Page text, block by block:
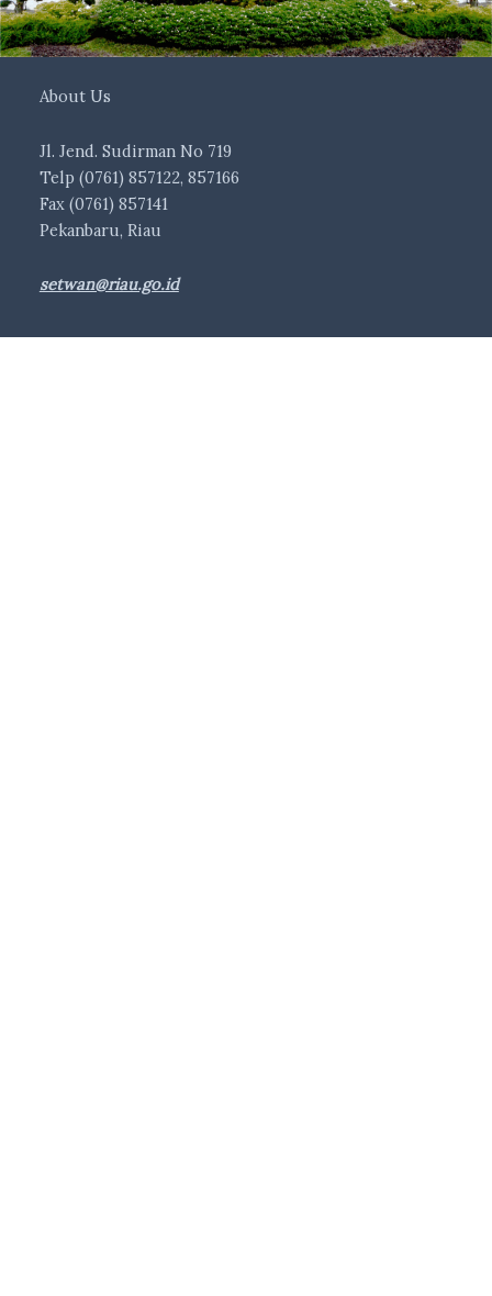
About Us
Jl. Jend. Sudirman No 719
Telp (0761) 857122, 857166
Fax (0761) 857141
Pekanbaru, Riau
setwan@riau.go.id